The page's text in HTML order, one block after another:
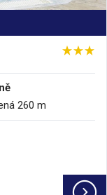
260 m